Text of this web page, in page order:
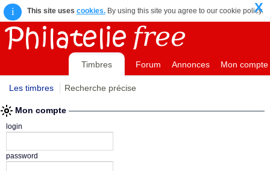
i This site uses cookies.By using this site you agree to our cookie policy.
X
Timbres Forum Annonces Mon compte
Les timbres Recherche précise
Mon compte
login
password